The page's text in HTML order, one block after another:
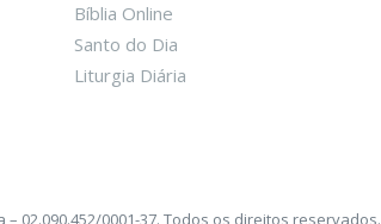
Bíblia Online
Santo do Dia
Liturgia Diária
02.090.452/0001-37. Todos os direitos reservados.